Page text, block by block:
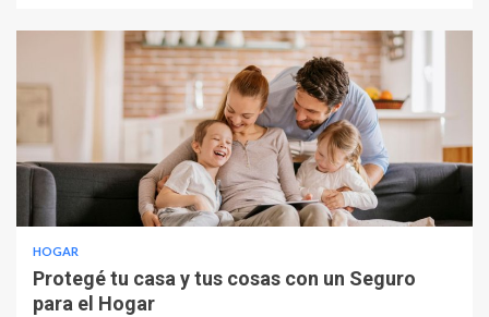
HOGAR
Protegé tu casa y tus cosas con un Seguro
para el Hogar